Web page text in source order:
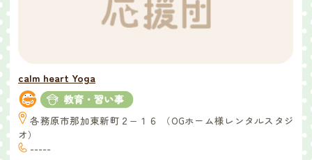
calm heart Yoga
各務原市那加東新町２−１６ （OGホーム様レンタルスタジ
オ）
-----